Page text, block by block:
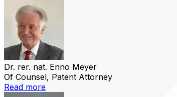
Dr. rer. nat. Enno Meyer
Of Counsel, Patent Attorney
Read more